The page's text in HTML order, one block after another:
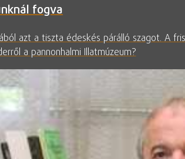
fogva
azt a tiszta édeskés párálló szagot. A
a pannonhalmi Illatmúzeum?